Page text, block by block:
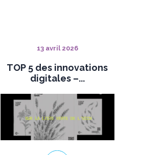
13 avril 2026
TOP 5 des innovations
digitales –...